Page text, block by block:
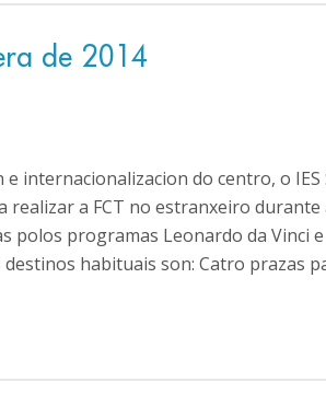
de 2014
internacionalizacion do centro, o IES
realizar a FCT no estranxeiro durante
polos programas Leonardo da Vinci e
habituais son: Catro prazas